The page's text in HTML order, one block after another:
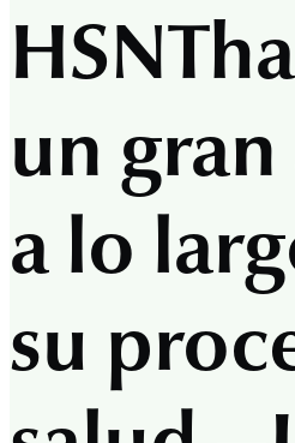
HSNT
un
a lo
su